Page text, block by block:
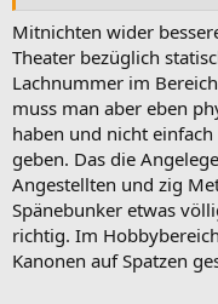
Mitnichten wider
Theater bezüglich
Lachnummer im
muss man aber eben
haben und nicht
geben. Das die
Angestellten und zig
Spänebunker etwas
richtig. Im
Kanonen auf Spatzen